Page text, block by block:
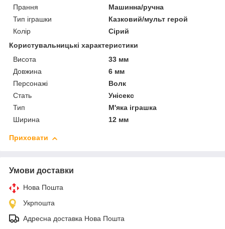
Прання
Машинна/ручна
Тип іграшки
Казковий/мульт герой
Колір
Сірий
Користувальницькі характеристики
Висота
33 мм
Довжина
6 мм
Персонажі
Волк
Стать
Унісекс
Тип
М'яка іграшка
Ширина
12 мм
Приховати
Умови доставки
Нова Пошта
Укрпошта
Адресна доставка Нова Пошта